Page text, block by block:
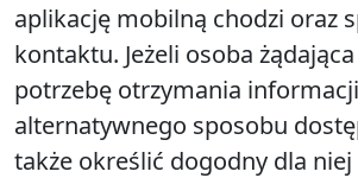
aplikację mobilną chodzi oraz
kontaktu. Jeżeli osoba żądająca
potrzebę otrzymania
alternatywnego sposobu
także określić dogodny dla